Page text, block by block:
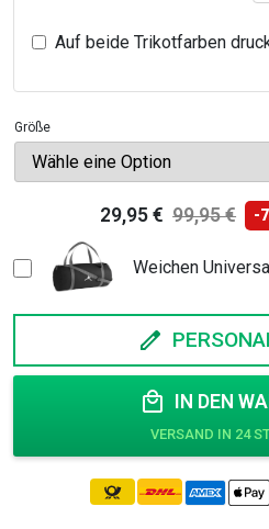
Größe
Auf beide Trikotfarben
Weichen
99,95€
29,95€ -
IN DEN